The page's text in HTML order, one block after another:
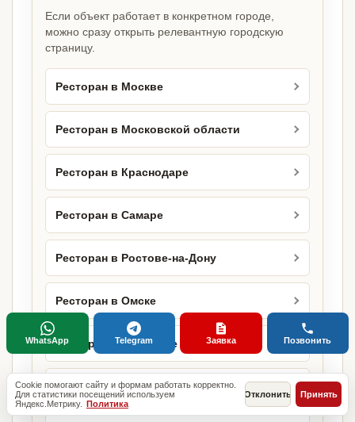
Если объект работает в конкретном городе,
можно сразу открыть релевантную городскую
страницу.
Ресторан в Москве
Ресторан в Московской области
Ресторан в Краснодаре
Ресторан в Самаре
Ресторан в Ростове-на-Дону
Ресторан в Омске
Ресторан в Воронеже
Ресторан в Перми
Cookie помогают сайту и формам работать корректно.
Для статистики посещений используем
Яндекс.Метрику. Политика
Отклонить Принять
WhatsApp Telegram Заявка Позвонить